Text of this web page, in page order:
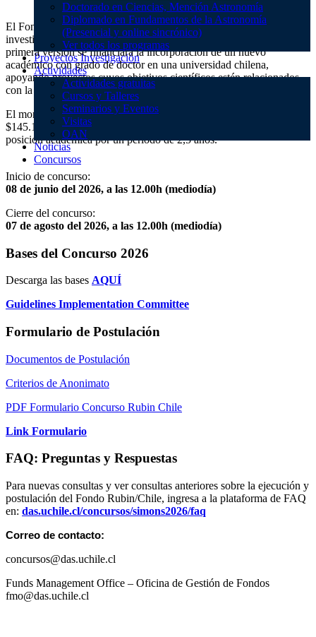
Doctorado en Ciencias, Mención Astronomía
Diplomado en Fundamentos de la Astronomía
(Presencial y online sincrónico)
Ver todos los programas
Proyectos Investigación
Actividades
Actividades gratuitas
Cursos y Talleres
Seminarios y Eventos
Visitas
OAN
Noticias
Concursos
El Fondo Simons/Chile busca apoyar la contratación de
investigadores permanentes en instituciones chilenas. En esta
primera versión se financiará la incorporación de un nuevo
académico con grado de doctor en una universidad chilena,
apoyando proyectos cuyos objetivos científicos estén relacionados
con la ciencia del Simons Observatory.
El monto máximo a adjudicar para el concurso 2026 es de
$145.122.000 CLP, correspondiente al financiamiento de una
posición académica por un período de 2,5 años.
Inicio de concurso:
08 de junio del 2026, a las 12.00h (mediodía)
Cierre del concurso:
07 de agosto del 2026, a las 12.00h (mediodía)
Bases del Concurso 2026
Descarga las bases AQUÍ
Guidelines Implementation Committee
Formulario de Postulación
Documentos de Postulación
Criterios de Anonimato
PDF Formulario Concurso Rubin Chile
Link Formulario
FAQ: Preguntas y Respuestas
Para nuevas consultas y ver consultas anteriores sobre la ejecución y
postulación del Fondo Rubin/Chile, ingresa a la plataforma de FAQ
en: das.uchile.cl/concursos/simons2026/faq
Correo de contacto:
concursos@das.uchile.cl
Funds Management Office – Oficina de Gestión de Fondos
fmo@das.uchile.cl